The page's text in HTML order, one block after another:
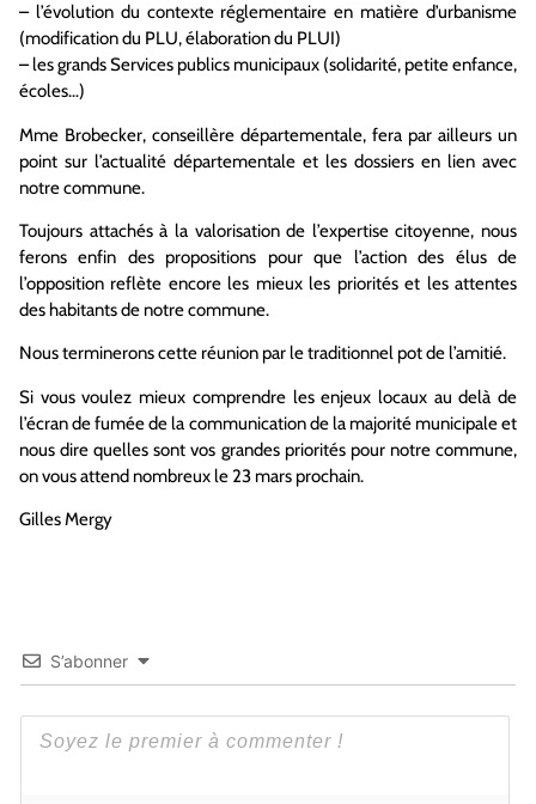
– l’évolution du contexte réglementaire en matière d’urbanisme
(modification du PLU, élaboration du PLUI)
– les grands Services publics municipaux (solidarité, petite enfance,
écoles…)
Mme Brobecker, conseillère départementale, fera par ailleurs un
point sur l’actualité départementale et les dossiers en lien avec
notre commune.
Toujours attachés à la valorisation de l’expertise citoyenne, nous
ferons enfin des propositions pour que l’action des élus de
l’opposition reflète encore les mieux les priorités et les attentes
des habitants de notre commune.
Nous terminerons cette réunion par le traditionnel pot de l’amitié.
Si vous voulez mieux comprendre les enjeux locaux au delà de
l’écran de fumée de la communication de la majorité municipale et
nous dire quelles sont vos grandes priorités pour notre commune,
on vous attend nombreux le 23 mars prochain.
Gilles Mergy
S’abonner